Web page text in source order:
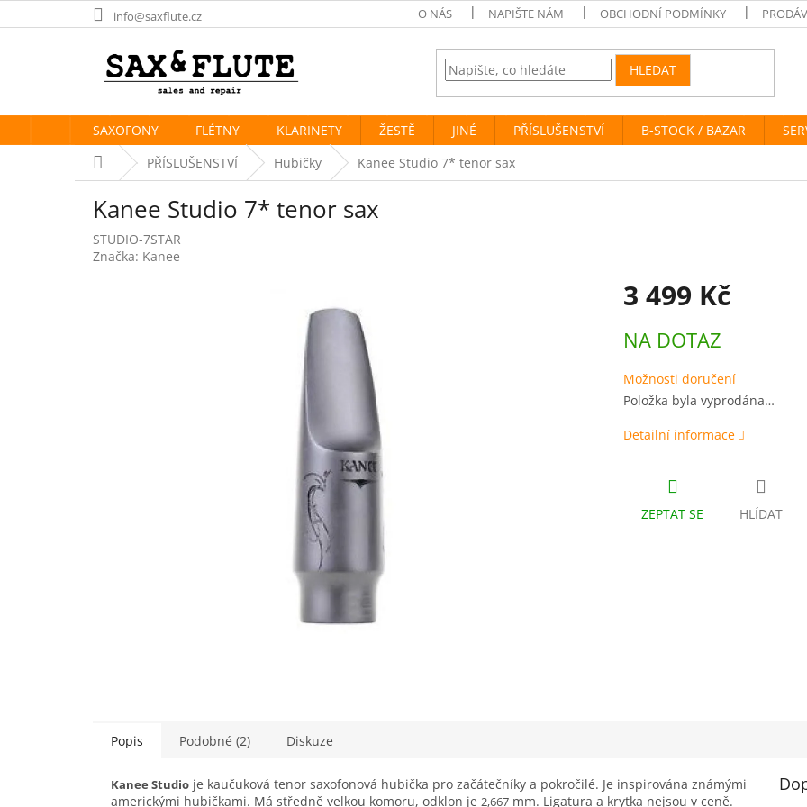
na
info@saxflute.cz O NÁS NAPIŠTE NÁM OBCHODNÍ PODMÍNKY
HLEDAT
SAXOFONY FLÉTNY KLARINETY ŽESTĚ JINÉ PŘÍSLUŠENSTVÍ B-STOCK / BAZAR
Domů PŘÍSLUŠENSTVÍ Hubičky Kanee Studio 7* tenor sax
Kanee Studio 7* tenor sax
STUDIO-7STAR
Značka: Kanee
3 499 Kč
cena:
NA DOTAZ
Možnosti doručení
Položka byla vyprodána…
Detailní informace
ZEPTAT SE HLÍDAT
Popis Podobné (2) Diskuze
Kanee Studio je kaučuková tenor saxofonová hubička pro začátečníky a pokročilé. Je inspirována známými
americkými hubičkami. Má středně velkou komoru, odklon je 2,667 mm. Ligatura a krytka nejsou v ceně.